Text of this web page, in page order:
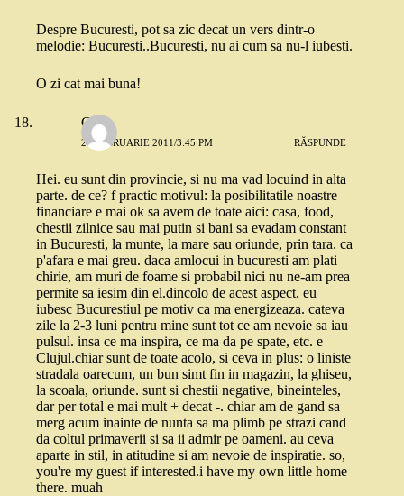
Despre Bucuresti, pot sa zic decat un vers dintr-o
melodie: Bucuresti..Bucuresti, nu ai cum sa nu-l iubesti.
O zi cat mai buna!
Gabi
27 FEBRUARIE 2011/3:45 PM RĂSPUNDE
Hei. eu sunt din provincie, si nu ma vad locuind in alta
parte. de ce? f practic motivul: la posibilitatile noastre
financiare e mai ok sa avem de toate aici: casa, food,
chestii zilnice sau mai putin si bani sa evadam constant
in Bucuresti, la munte, la mare sau oriunde, prin tara. ca
p'afara e mai greu. daca amlocui in bucuresti am plati
chirie, am muri de foame si probabil nici nu ne-am prea
permite sa iesim din el.dincolo de acest aspect, eu
iubesc Bucurestiul pe motiv ca ma energizeaza. cateva
zile la 2-3 luni pentru mine sunt tot ce am nevoie sa iau
pulsul. insa ce ma inspira, ce ma da pe spate, etc. e
Clujul.chiar sunt de toate acolo, si ceva in plus: o liniste
stradala oarecum, un bun simt fin in magazin, la ghiseu,
la scoala, oriunde. sunt si chestii negative, bineinteles,
dar per total e mai mult + decat -. chiar am de gand sa
merg acum inainte de nunta sa ma plimb pe strazi cand
da coltul primaverii si sa ii admir pe oameni. au ceva
aparte in stil, in atitudine si am nevoie de inspiratie. so,
you're my guest if interested.i have my own little home
there. muah